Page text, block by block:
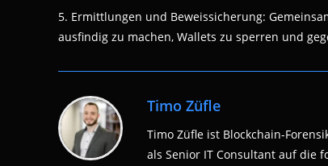
5. Ermittlungen und Beweissicherung:
ausfindig zu machen, Wallets zu sperren und
Timo Züfle
Timo Züfle ist Blockchain-
als Senior IT Consultant auf die